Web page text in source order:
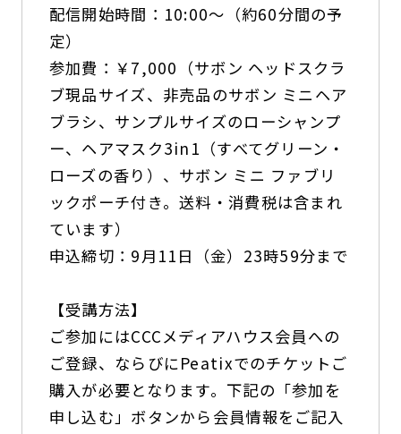
配信開始時間：10:00～（約60分間の予
定）
参加費：￥7,000（サボン ヘッドスクラ
ブ現品サイズ、非売品のサボン ミニヘア
ブラシ、サンプルサイズのローシャンプ
ー、ヘアマスク3in1（すべてグリーン・
ローズの香り）、サボン ミニ ファブリ
ックポーチ付き。送料・消費税は含まれ
ています）
申込締切：9月11日（金）23時59分まで
【受講方法】
ご参加にはCCCメディアハウス会員への
ご登録、ならびにPeatixでのチケットご
購入が必要となります。下記の「参加を
申し込む」ボタンから会員情報をご記入